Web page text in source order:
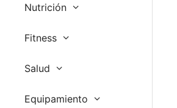
Nutrición
Fitness
Salud
Equipamiento